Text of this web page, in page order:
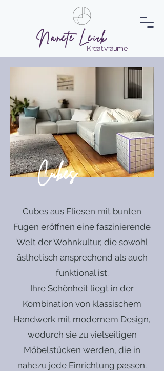
Nanete Leick
Kreativräume
Cubes
Cubes aus Fliesen mit bunten
Fugen eröffnen eine faszinierende
Welt der Wohnkultur, die sowohl
ästhetisch ansprechend als auch
funktional ist.
Ihre Schönheit liegt in der
Kombination von klassischem
Handwerk mit modernem Design,
wodurch sie zu vielseitigen
Möbelstücken werden, die in
nahezu jede Einrichtung passen.